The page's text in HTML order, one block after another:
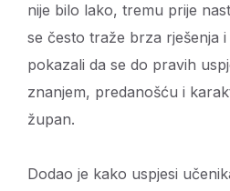
nije bilo lako, tremu prije
se često traže brza rješenja
pokazali da se do pravih
znanjem, predanošću i
župan.
Dodao je kako uspjesi